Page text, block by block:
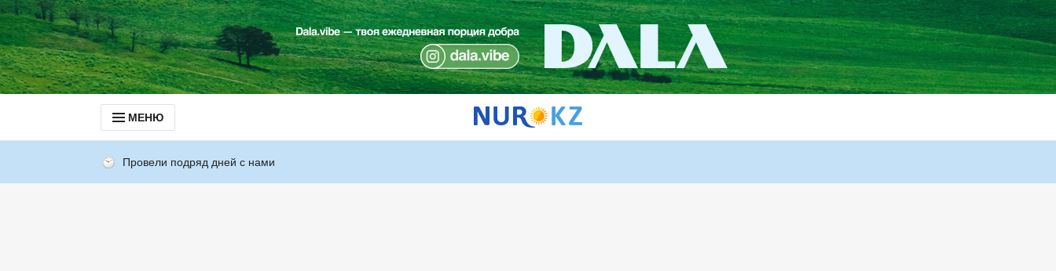
МЕНЮ
Провели подряд дней с нами